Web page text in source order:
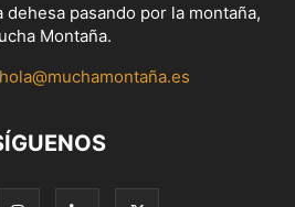
dehesa pasando por la montaña,
Montaña.
hola@muchamontaña.es